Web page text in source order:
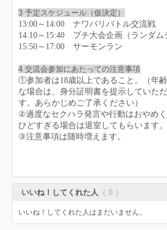
3 予定スケジュール（仮決定）
13:00～14:00 ナワバリバトル交流戦
14:10～15:40 プチ大会企画（ランダム
15:50～17:00 サーモンラン
4 交流会参加にあたっての注意事項
①参加者は18歳以上であること。（年
な場合は、身分証明書を提示していた
す。あらかじめご了承ください）
②過度なセクハラ発言や行動はおやめ
ひどすぎる場合は退室してもらいます。
③注意事項は随時増えます。
いいね！してくれた人 （ 0 ）
いいね！してくれた人はまだいません。